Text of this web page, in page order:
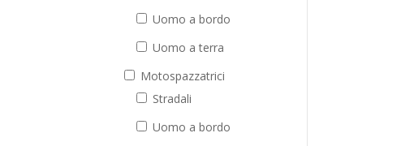
Uomo a bordo
Uomo a terra
Motospazzatrici
Stradali
Uomo a bordo